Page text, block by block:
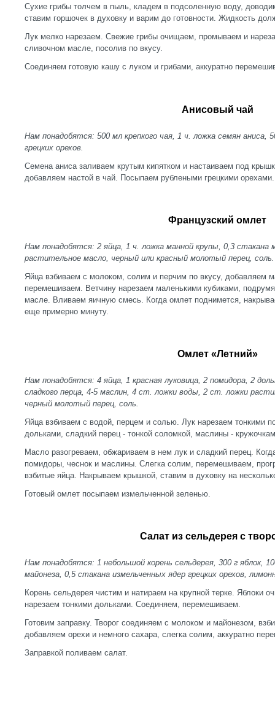
Сухие грибы толчем в пыль, кладем в подсоленную воду,
ставим горшочек в духовку и варим до готовности. Жидкость
Лук мелко нарезаем. Свежие грибы очищаем, промываем и
сливочном масле, посолив по вкусу.
Соединяем готовую кашу с луком и грибами, аккуратно
Анисовый чай
Нам понадобятся: 500 мл крепкого чая, 1 ч. ложка семян аниса,
грецких орехов.
Семена аниса заливаем крутым кипятком и настаиваем под
добавляем настой в чай. Посыпаем рублеными грецкими орехами.
Французский омлет
Нам понадобятся: 2 яйца, 1 ч. ложка манной крупы, 0,3
растительное масло, черный или красный молотый перец, соль.
Яйца взбиваем с молоком, солим и перчим по вкусу, добавляем
перемешиваем. Ветчину нарезаем маленькими кубиками,
масле. Вливаем яичную смесь. Когда омлет поднимется,
еще примерно минуту.
Омлет «Летний»
Нам понадобятся: 4 яйца, 1 красная луковица, 2 помидора, 2
сладкого перца, 4-5 маслин, 4 ст. ложки воды, 2 ст. ложки
черный молотый перец, соль.
Яйца взбиваем с водой, перцем и солью. Лук нарезаем тонкими
дольками, сладкий перец - тонкой соломкой, маслины -
Масло разогреваем, обжариваем в нем лук и сладкий перец.
помидоры, чеснок и маслины. Слегка солим, перемешиваем,
взбитые яйца. Накрываем крышкой, ставим в духовку на
Готовый омлет посыпаем измельченной зеленью.
Салат из сельдерея с
Нам понадобятся: 1 небольшой корень сельдерея, 300 г яблок,
майонеза, 0,5 стакана измельченных ядер грецких орехов,
Корень сельдерея чистим и натираем на крупной терке. Яблоки
нарезаем тонкими дольками. Соединяем, перемешиваем.
Готовим заправку. Творог соединяем с молоком и майонезом,
добавляем орехи и немного сахара, слегка солим, аккуратно
Заправкой поливаем салат.